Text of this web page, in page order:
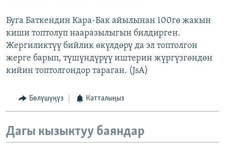
Буга Баткендин Кара-Бак айылынан 100гө жакын
киши топтолуп нааразылыгын билдирген.
Жергиликтүү бийлик өкүлдөрү да эл топтолгон
жерге барып, түшүндүрүү иштерин жүргүзгөндөн
кийин топтолгондор тараган. (JsA)
Бөлүшүңүз Катталыңыз
Дагы кызыктуу баяндар